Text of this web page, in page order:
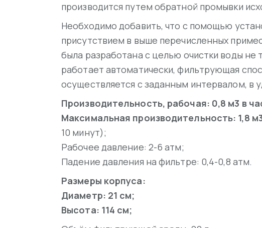
производится путем обратной промывки
Необходимо добавить, что с помощью
присутствием в выше перечисленных
была разработана с целью очистки воды не
работает автоматически, фильтрующая
осуществляется с заданным интервалом, в
Производительность, рабочая: 0,8 м3 в
Максимальная производительность: 1,8
10 минут);
Рабочее давление: 2-6 атм;
Падение давления на фильтре: 0,4-0,8 атм.
Размеры корпуса:
Диаметр: 21 см;
Высота: 114 см;